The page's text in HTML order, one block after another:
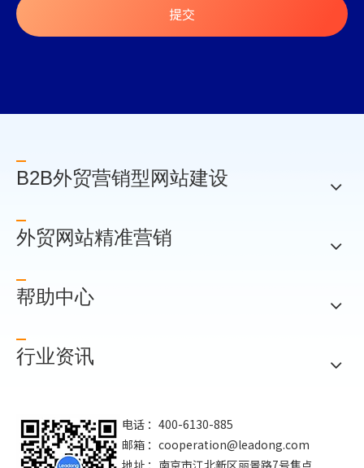
提交
B2B外贸营销型网站建设
外贸网站精准营销
帮助中心
行业资讯
电话 ：400-6130-885
邮箱 ： cooperation@leadong.com